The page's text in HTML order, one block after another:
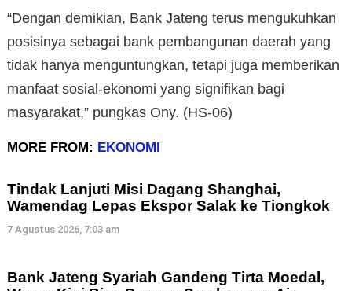
“Dengan demikian, Bank Jateng terus mengukuhkan
posisinya sebagai bank pembangunan daerah yang
tidak hanya menguntungkan, tetapi juga memberikan
manfaat sosial-ekonomi yang signifikan bagi
masyarakat,” pungkas Ony. (HS-06)
MORE FROM: EKONOMI
Tindak Lanjuti Misi Dagang Shanghai,
Wamendag Lepas Ekspor Salak ke Tiongkok
7 Agustus 2026, 7:03 am
Bank Jateng Syariah Gandeng Tirta Moedal,